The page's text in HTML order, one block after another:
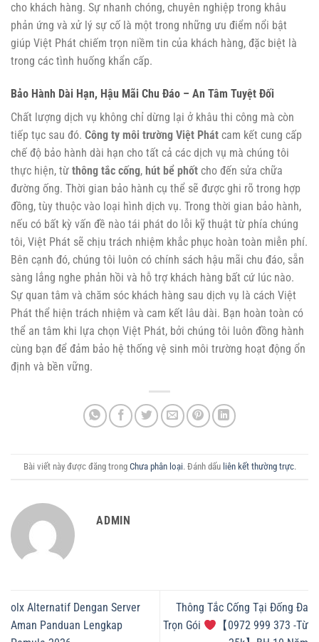
cho khách hàng. Sự nhanh chóng, chuyên nghiệp trong khâu
phản ứng và xử lý sự cố là một trong những ưu điểm nổi bật
giúp Việt Phát chiếm trọn niềm tin của khách hàng, đặc biệt là
trong các tình huống khẩn cấp.
Bảo Hành Dài Hạn, Hậu Mãi Chu Đáo – An Tâm Tuyệt Đối
Chất lượng dịch vụ không chỉ dừng lại ở khâu thi công mà còn
tiếp tục sau đó. Công ty môi trường Việt Phát cam kết cung cấp
chế độ bảo hành dài hạn cho tất cả các dịch vụ mà chúng tôi
thực hiện, từ thông tắc cống, hút bể phốt cho đến sửa chữa
đường ống. Thời gian bảo hành cụ thể sẽ được ghi rõ trong hợp
đồng, tùy thuộc vào loại hình dịch vụ. Trong thời gian bảo hành,
nếu có bất kỳ vấn đề nào tái phát do lỗi kỹ thuật từ phía chúng
tôi, Việt Phát sẽ chịu trách nhiệm khắc phục hoàn toàn miễn phí.
Bên cạnh đó, chúng tôi luôn có chính sách hậu mãi chu đáo, sẵn
sàng lắng nghe phản hồi và hỗ trợ khách hàng bất cứ lúc nào.
Sự quan tâm và chăm sóc khách hàng sau dịch vụ là cách Việt
Phát thể hiện trách nhiệm và cam kết lâu dài. Bạn hoàn toàn có
thể an tâm khi lựa chọn Việt Phát, bởi chúng tôi luôn đồng hành
cùng bạn để đảm bảo hệ thống vệ sinh môi trường hoạt động ổn
định và bền vững.
Bài viết này được đăng trong Chưa phân loại. Đánh dấu liên kết thường trực.
ADMIN
olx Alternatif Dengan Server
Aman Panduan Lengkap
Thông Tắc Cống Tại Đống Đa
Trọn Gói
【0972 999 373 -Từ